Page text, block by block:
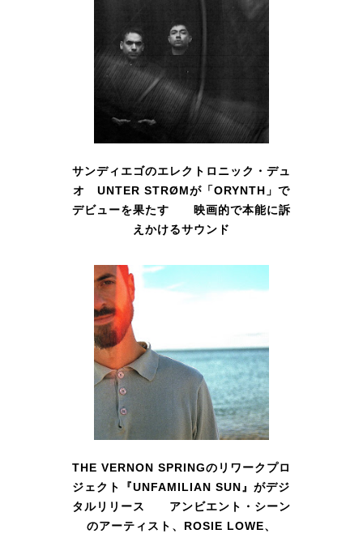
サンディエゴのエレクトロニック・デュ
オ UNTER STRØMが「ORYNTH」で
デビューを果たす 映画的で本能に訴
えかけるサウンド
THE VERNON SPRINGのリワークプロ
ジェクト『UNFAMILIAN SUN』がデジ
タルリリース アンビエント・シーン
のアーティスト、ROSIE LOWE、